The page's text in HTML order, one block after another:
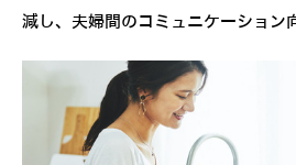
減し、夫婦間のコミュニケーション